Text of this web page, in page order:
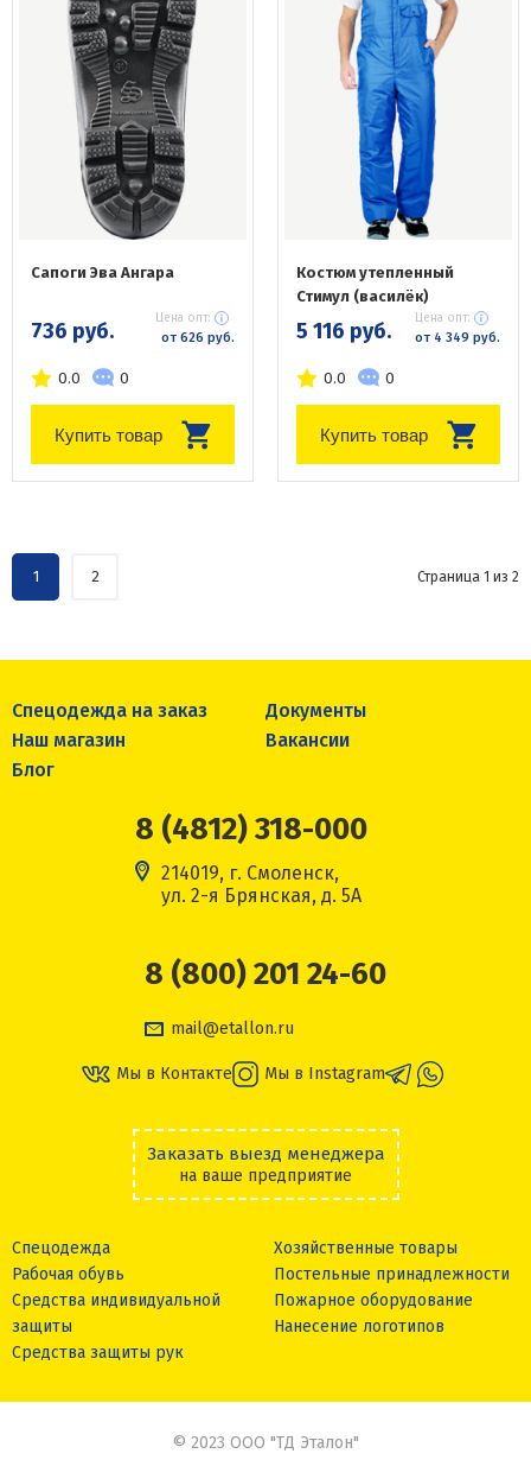
Сапоги Эва Ангара
736 руб. Цена опт:
от 626 руб.
0.0 0
Купить товар
Костюм утепленный
Стимул (василёк)
5 116 руб. Цена опт:
от 4 349 руб.
0.0 0
Купить товар
1 2 Страница 1 из 2
Спецодежда на заказ
Документы
Наш магазин
Вакансии
Блог
8 (4812) 318-000
214019, г. Смоленск,
ул. 2-я Брянская, д. 5А
8 (800) 201 24-60
mail@etallon.ru
Мы в Контакте Мы в Instagram
Заказать выезд менеджера
на ваше предприятие
Спецодежда
Рабочая обувь
Средства индивидуальной
защиты
Средства защиты рук
Хозяйственные товары
Постельные принадлежности
Пожарное оборудование
Нанесение логотипов
© 2023 ООО "ТД Эталон"